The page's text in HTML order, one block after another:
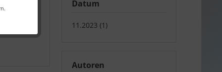
Datum
11.2023 (1)
Autoren
Service